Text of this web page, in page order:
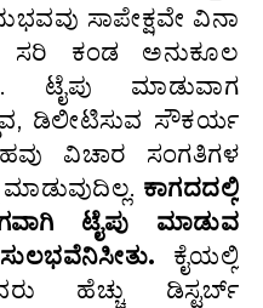
ಸಾಪೇಕ್ಷವೇ ವಿನಾ
ಸರಿ ಕಂಡ ಅನುಕೂಲ
ಟೈಪು ಮಾಡುವಾಗ
ಡಿಲೀಟಿಸುವ ಸೌಕರ್ಯ
ವಿಚಾರ ಸಂಗತಿಗಳ
ಕಾಗದದಲ್ಲಿ
ಟೈಪು ಮಾಡುವ
ಕೈಯಲ್ಲಿ
ಹೆಚ್ಚು ಡಿಸ್ಟರ್ಬ್